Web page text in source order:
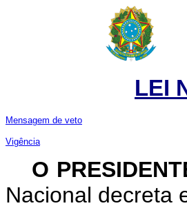
LEI
Mensagem de veto
Vigência
O
Nacional decreta